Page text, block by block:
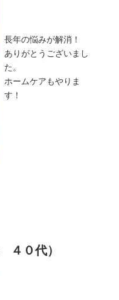
長年の悩みが解消！
ありがとうございまし
た。
ホームケアもやりま
す！
０代）